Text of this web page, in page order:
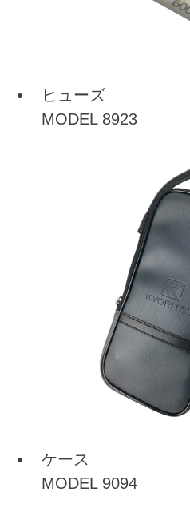
ヒューズ
MODEL 8923
ケース
MODEL 9094